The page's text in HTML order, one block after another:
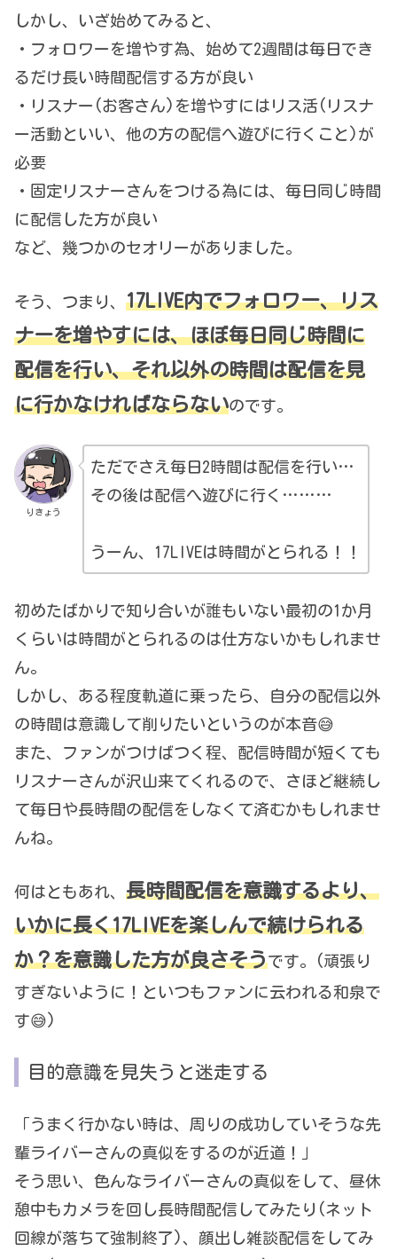
しかし、いざ始めてみると、
・フォロワーを増やす為、始めて2週間は毎日でき
るだけ長い時間配信する方が良い
・リスナー(お客さん)を増やすにはリス活(リスナ
ー活動といい、他の方の配信へ遊びに行くこと)が
必要
・固定リスナーさんをつける為には、毎日同じ時間
に配信した方が良い
など、幾つかのセオリーがありました。
そう、つまり、 17LIVE内でフォロワー、リス
ナーを増やすには、ほぼ毎日同じ時間に
配信を行い、それ以外の時間は配信を見
に行かなければならないのです。
りきょう
ただでさえ毎日2時間は配信を行い…
その後は配信へ遊びに行く………
うーん、17LIVEは時間がとられる！！
初めたばかりで知り合いが誰もいない最初の1か月
くらいは時間がとられるのは仕方ないかもしれませ
ん。
しかし、ある程度軌道に乗ったら、自分の配信以外
の時間は意識して削りたいというのが本音😅
また、ファンがつけばつく程、配信時間が短くても
リスナーさんが沢山来てくれるので、さほど継続し
て毎日や長時間の配信をしなくて済むかもしれませ
んね。
何はともあれ、 長時間配信を意識するより、
いかに長く17LIVEを楽しんで続けられる
か？を意識した方が良さそうです。(頑張り
すぎないように！といつもファンに云われる和泉で
す😅)
目的意識を見失うと迷走する
「うまく行かない時は、周りの成功していそうな先
輩ライバーさんの真似をするのが近道！」
そう思い、色んなライバーさんの真似をして、昼休
憩中もカメラを回し長時間配信してみたり(ネット
回線が落ちて強制終了)、顔出し雑談配信をしてみ